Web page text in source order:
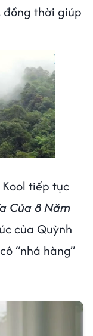
thời giúp
tiếp tục
Của 8 Năm
của Quỳnh
“nhá hàng”